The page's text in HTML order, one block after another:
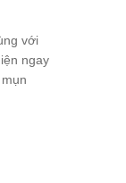
với
ngay